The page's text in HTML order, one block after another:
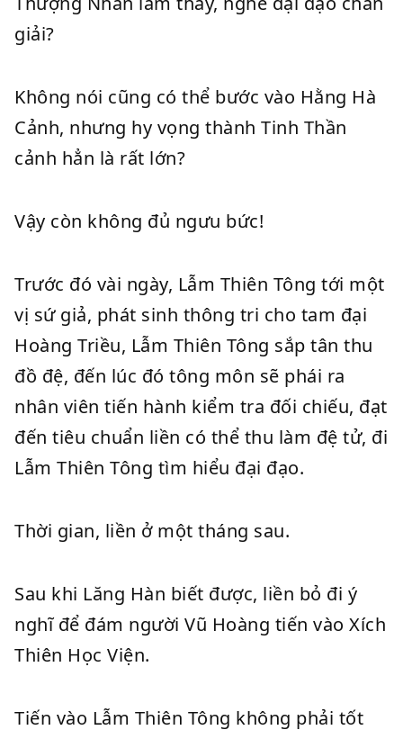
giải?
Không nói cũng có thể bước vào Hằng Hà
Cảnh, nhưng hy vọng thành Tinh Thần
cảnh hẳn là rất lớn?
Vậy còn không đủ ngưu bức!
Trước đó vài ngày, Lẫm Thiên Tông tới một
vị sứ giả, phát sinh thông tri cho tam đại
Hoàng Triều, Lẫm Thiên Tông sắp tân thu
đồ đệ, đến lúc đó tông môn sẽ phái ra
nhân viên tiến hành kiểm tra đối chiếu, đạt
đến tiêu chuẩn liền có thể thu làm đệ tử, đi
Lẫm Thiên Tông tìm hiểu đại đạo.
Thời gian, liền ở một tháng sau.
Sau khi Lăng Hàn biết được, liền bỏ đi ý
nghĩ để đám người Vũ Hoàng tiến vào Xích
Thiên Học Viện.
Tiến vào Lẫm Thiên Tông không phải tốt